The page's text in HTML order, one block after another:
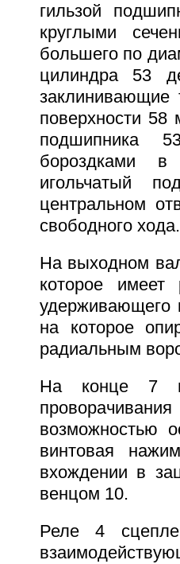
гильзой
круглыми
большего по
цилиндра 53
поверхности 58
подшипника
бороздками в
игольчатый
центральном
свободного хода.
На выходном
которое
удерживающего
на которое
радиальным
На конце 7
возможностью
винтовая
вхождении в
венцом 10.
Реле 4